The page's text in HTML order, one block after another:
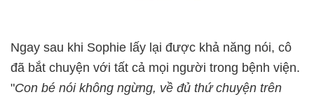
Ngay sau khi Sophie lấy lại được khả năng nói, cô
đã bắt chuyện với tất cả mọi người trong bệnh viện.
"Con bé nói không ngừng, về đủ thứ chuyện trên